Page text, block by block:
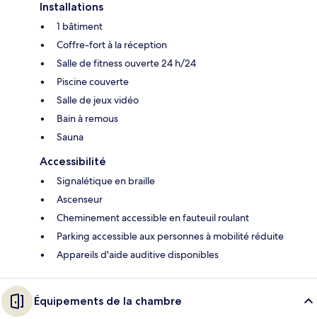
Installations
1 bâtiment
Coffre-fort à la réception
Salle de fitness ouverte 24 h/24
Piscine couverte
Salle de jeux vidéo
Bain à remous
Sauna
Accessibilité
Signalétique en braille
Ascenseur
Cheminement accessible en fauteuil roulant
Parking accessible aux personnes à mobilité réduite
Appareils d'aide auditive disponibles
Équipements de la chambre